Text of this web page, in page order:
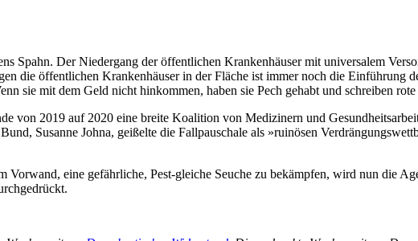
Spahn. Der Niedergang der öffentlichen Krankenhäuser mit universalem
die öffentlichen Krankenhäuser in der Fläche ist immer noch die Einführung
sie mit dem Geld nicht hinkommen, haben sie Pech gehabt und schreiben
von 2019 auf 2020 eine breite Koalition von Medizinern und
Susanne Johna, geißelte die Fallpauschale als »ruinösen
eine gefährliche, Pest-gleiche Seuche zu bekämpfen, wird nun die